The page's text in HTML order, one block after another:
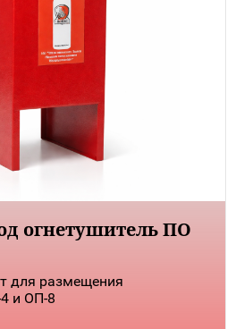
огнетушитель ПО
для размещения
и ОП-8